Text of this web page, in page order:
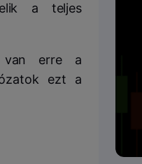
a teljes
van erre a
ezt a